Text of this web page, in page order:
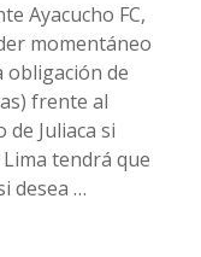
Ayacucho FC,
momentáneo
obligación de
frente al
Juliaca si
tendrá que
desea …